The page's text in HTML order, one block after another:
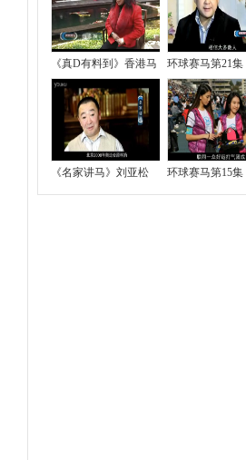
《真D有料到》香港马 环球赛马第21集
《名家讲马》刘亚松 环球赛马第15集